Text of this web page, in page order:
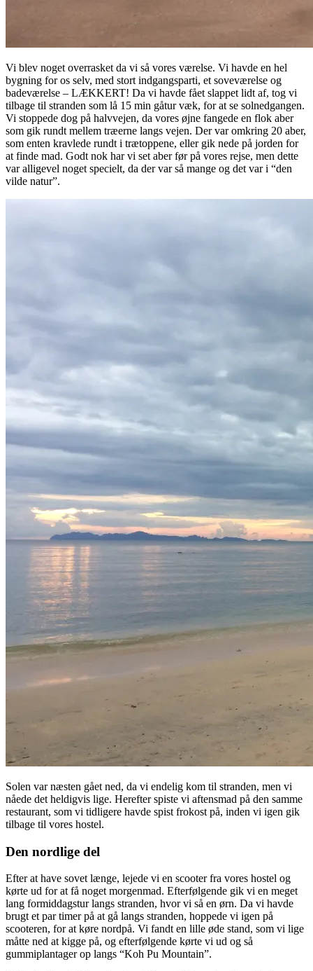
Vi blev noget overrasket da vi så vores værelse. Vi havde en hel
bygning for os selv, med stort indgangsparti, et soveværelse og
badeværelse – LÆKKERT! Da vi havde fået slappet lidt af, tog vi
tilbage til stranden som lå 15 min gåtur væk, for at se solnedgangen.
Vi stoppede dog på halvvejen, da vores øjne fangede en flok aber
som gik rundt mellem træerne langs vejen. Der var omkring 20 aber,
som enten kravlede rundt i trætoppene, eller gik nede på jorden for
at finde mad. Godt nok har vi set aber før på vores rejse, men dette
var alligevel noget specielt, da der var så mange og det var i “den
vilde natur”.
Solen var næsten gået ned, da vi endelig kom til stranden, men vi
nåede det heldigvis lige. Herefter spiste vi aftensmad på den samme
restaurant, som vi tidligere havde spist frokost på, inden vi igen gik
tilbage til vores hostel.
Den nordlige del
Efter at have sovet længe, lejede vi en scooter fra vores hostel og
kørte ud for at få noget morgenmad. Efterfølgende gik vi en meget
lang formiddagstur langs stranden, hvor vi så en ørn. Da vi havde
brugt et par timer på at gå langs stranden, hoppede vi igen på
scooteren, for at køre nordpå. Vi fandt en lille øde stand, som vi lige
måtte ned at kigge på, og efterfølgende kørte vi ud og så
gummiplantager op langs “Koh Pu Mountain”.